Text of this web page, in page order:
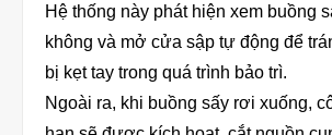
Hệ thống này phát hiện xem buồng
không và mở cửa sập tự động để
bị kẹt tay trong quá trình bảo trì.
Ngoài ra, khi buồng sấy rơi xuống,